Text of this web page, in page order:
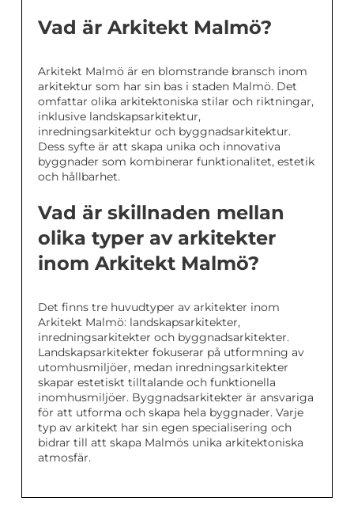
Vad är Arkitekt Malmö?
Arkitekt Malmö är en blomstrande bransch inom
arkitektur som har sin bas i staden Malmö. Det
omfattar olika arkitektoniska stilar och riktningar,
inklusive landskapsarkitektur,
inredningsarkitektur och byggnadsarkitektur.
Dess syfte är att skapa unika och innovativa
byggnader som kombinerar funktionalitet, estetik
och hållbarhet.
Vad är skillnaden mellan
olika typer av arkitekter
inom Arkitekt Malmö?
Det finns tre huvudtyper av arkitekter inom
Arkitekt Malmö: landskapsarkitekter,
inredningsarkitekter och byggnadsarkitekter.
Landskapsarkitekter fokuserar på utformning av
utomhusmiljöer, medan inredningsarkitekter
skapar estetiskt tilltalande och funktionella
inomhusmiljöer. Byggnadsarkitekter är ansvariga
för att utforma och skapa hela byggnader. Varje
typ av arkitekt har sin egen specialisering och
bidrar till att skapa Malmös unika arkitektoniska
atmosfär.